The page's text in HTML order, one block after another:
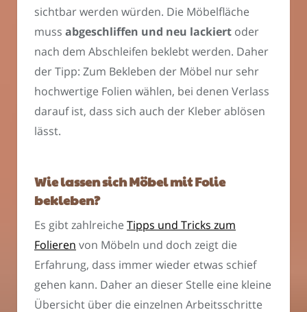
sichtbar werden würden. Die Möbelfläche
muss abgeschliffen und neu lackiert oder
nach dem Abschleifen beklebt werden. Daher
der Tipp: Zum Bekleben der Möbel nur sehr
hochwertige Folien wählen, bei denen Verlass
darauf ist, dass sich auch der Kleber ablösen
lässt.
Wie lassen sich Möbel mit Folie
bekleben?
Es gibt zahlreiche Tipps und Tricks zum
Folieren von Möbeln und doch zeigt die
Erfahrung, dass immer wieder etwas schief
gehen kann. Daher an dieser Stelle eine kleine
Übersicht über die einzelnen Arbeitsschritte